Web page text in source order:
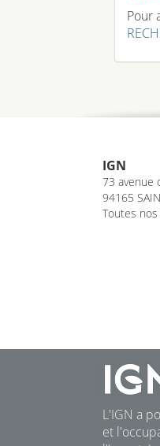
Pour
IGN
73 avenue
94165
Toutes
L'IGN a
et